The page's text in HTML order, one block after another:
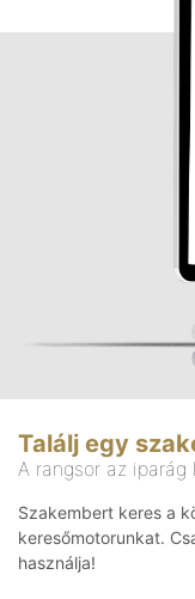
Találj egy
A rangsor az
Szakembert keres a
keresőmotorunkat.
használja!